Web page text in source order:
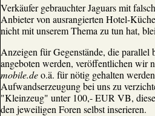
Verkäufer gebrauchter Jaguars mit
Anbieter von ausrangierten Hotel-
nicht mit unserem Thema zu tun hat,
Anzeigen für Gegenstände, die parallel
angeboten werden, veröffentlichen wir
mobile.deo.ä. für nötig gehalten
Aufwandserzeugung bei uns zu
"Kleinzeug" unter 100,- EUR VB,
den jeweiligen Foren selbst inserieren.